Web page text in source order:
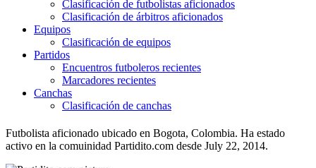
Clasificación de futbolistas aficionados
Clasificación de árbitros aficionados
Equipos
Clasificación de equipos
Partidos
Encuentros futboleros recientes
Marcadores recientes
Canchas
Clasificación de canchas
Futbolista aficionado ubicado en Bogota, Colombia. Ha estado
activo en la comuinidad Partidito.com desde July 22, 2014.